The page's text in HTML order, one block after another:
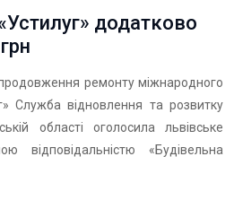
додатково
ремонту міжнародного
Служба відновлення та розвитку
області оголосила львівське
відповідальністю «Будівельна